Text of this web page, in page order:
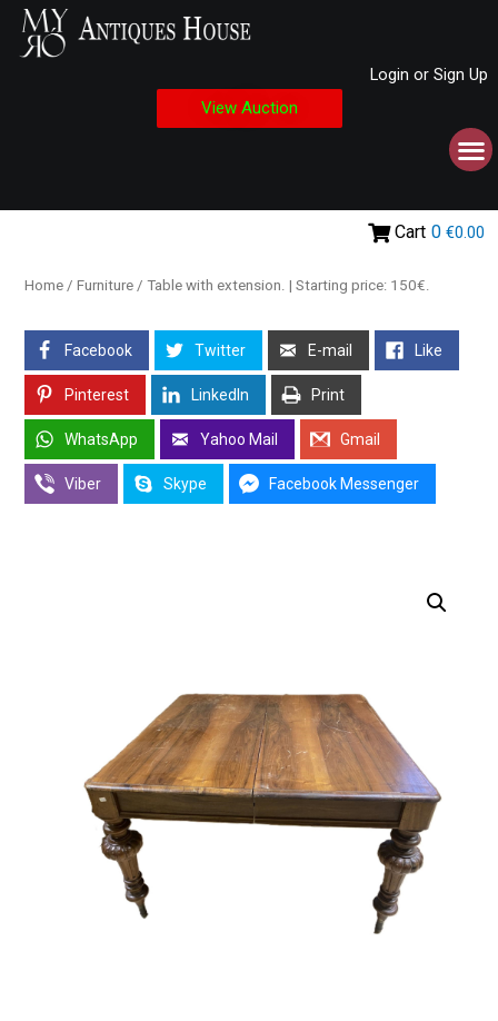
Login or Sign Up
View Auction
Cart 0 €0.00
Home / Furniture / Table with extension. | Starting price: 150€.
Facebook Twitter E-mail Like
Pinterest LinkedIn Print
WhatsApp Yahoo Mail Gmail
Viber Skype Facebook Messenger